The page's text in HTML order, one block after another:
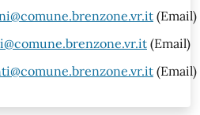
(Email)
(Email)
(Email)